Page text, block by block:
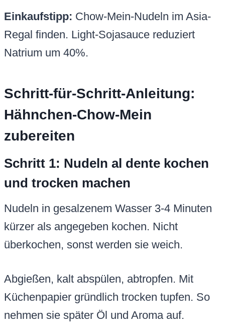
Einkaufstipp: Chow-Mein-Nudeln im Asia-
Regal finden. Light-Sojasauce reduziert
Natrium um 40%.
Schritt-für-Schritt-Anleitung:
Hähnchen-Chow-Mein
zubereiten
Schritt 1: Nudeln al dente kochen
und trocken machen
Nudeln in gesalzenem Wasser 3-4 Minuten
kürzer als angegeben kochen. Nicht
überkochen, sonst werden sie weich.
Abgießen, kalt abspülen, abtropfen. Mit
Küchenpapier gründlich trocken tupfen. So
nehmen sie später Öl und Aroma auf.